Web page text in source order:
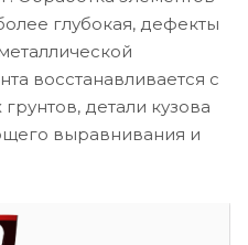
глубокая, дефекты
восстанавливается с
детали кузова
выравнивания и